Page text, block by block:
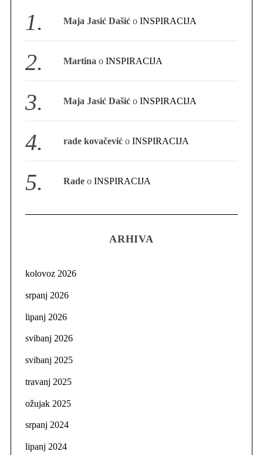
Maja Jasić Dašić oINSPIRACIJA
Martina oINSPIRACIJA
Maja Jasić Dašić oINSPIRACIJA
rade kovačević oINSPIRACIJA
Rade oINSPIRACIJA
ARHIVA
kolovoz 2026
srpanj 2026
lipanj 2026
svibanj 2026
svibanj 2025
travanj 2025
ožujak 2025
srpanj 2024
lipanj 2024
e
a
c
h
o
r